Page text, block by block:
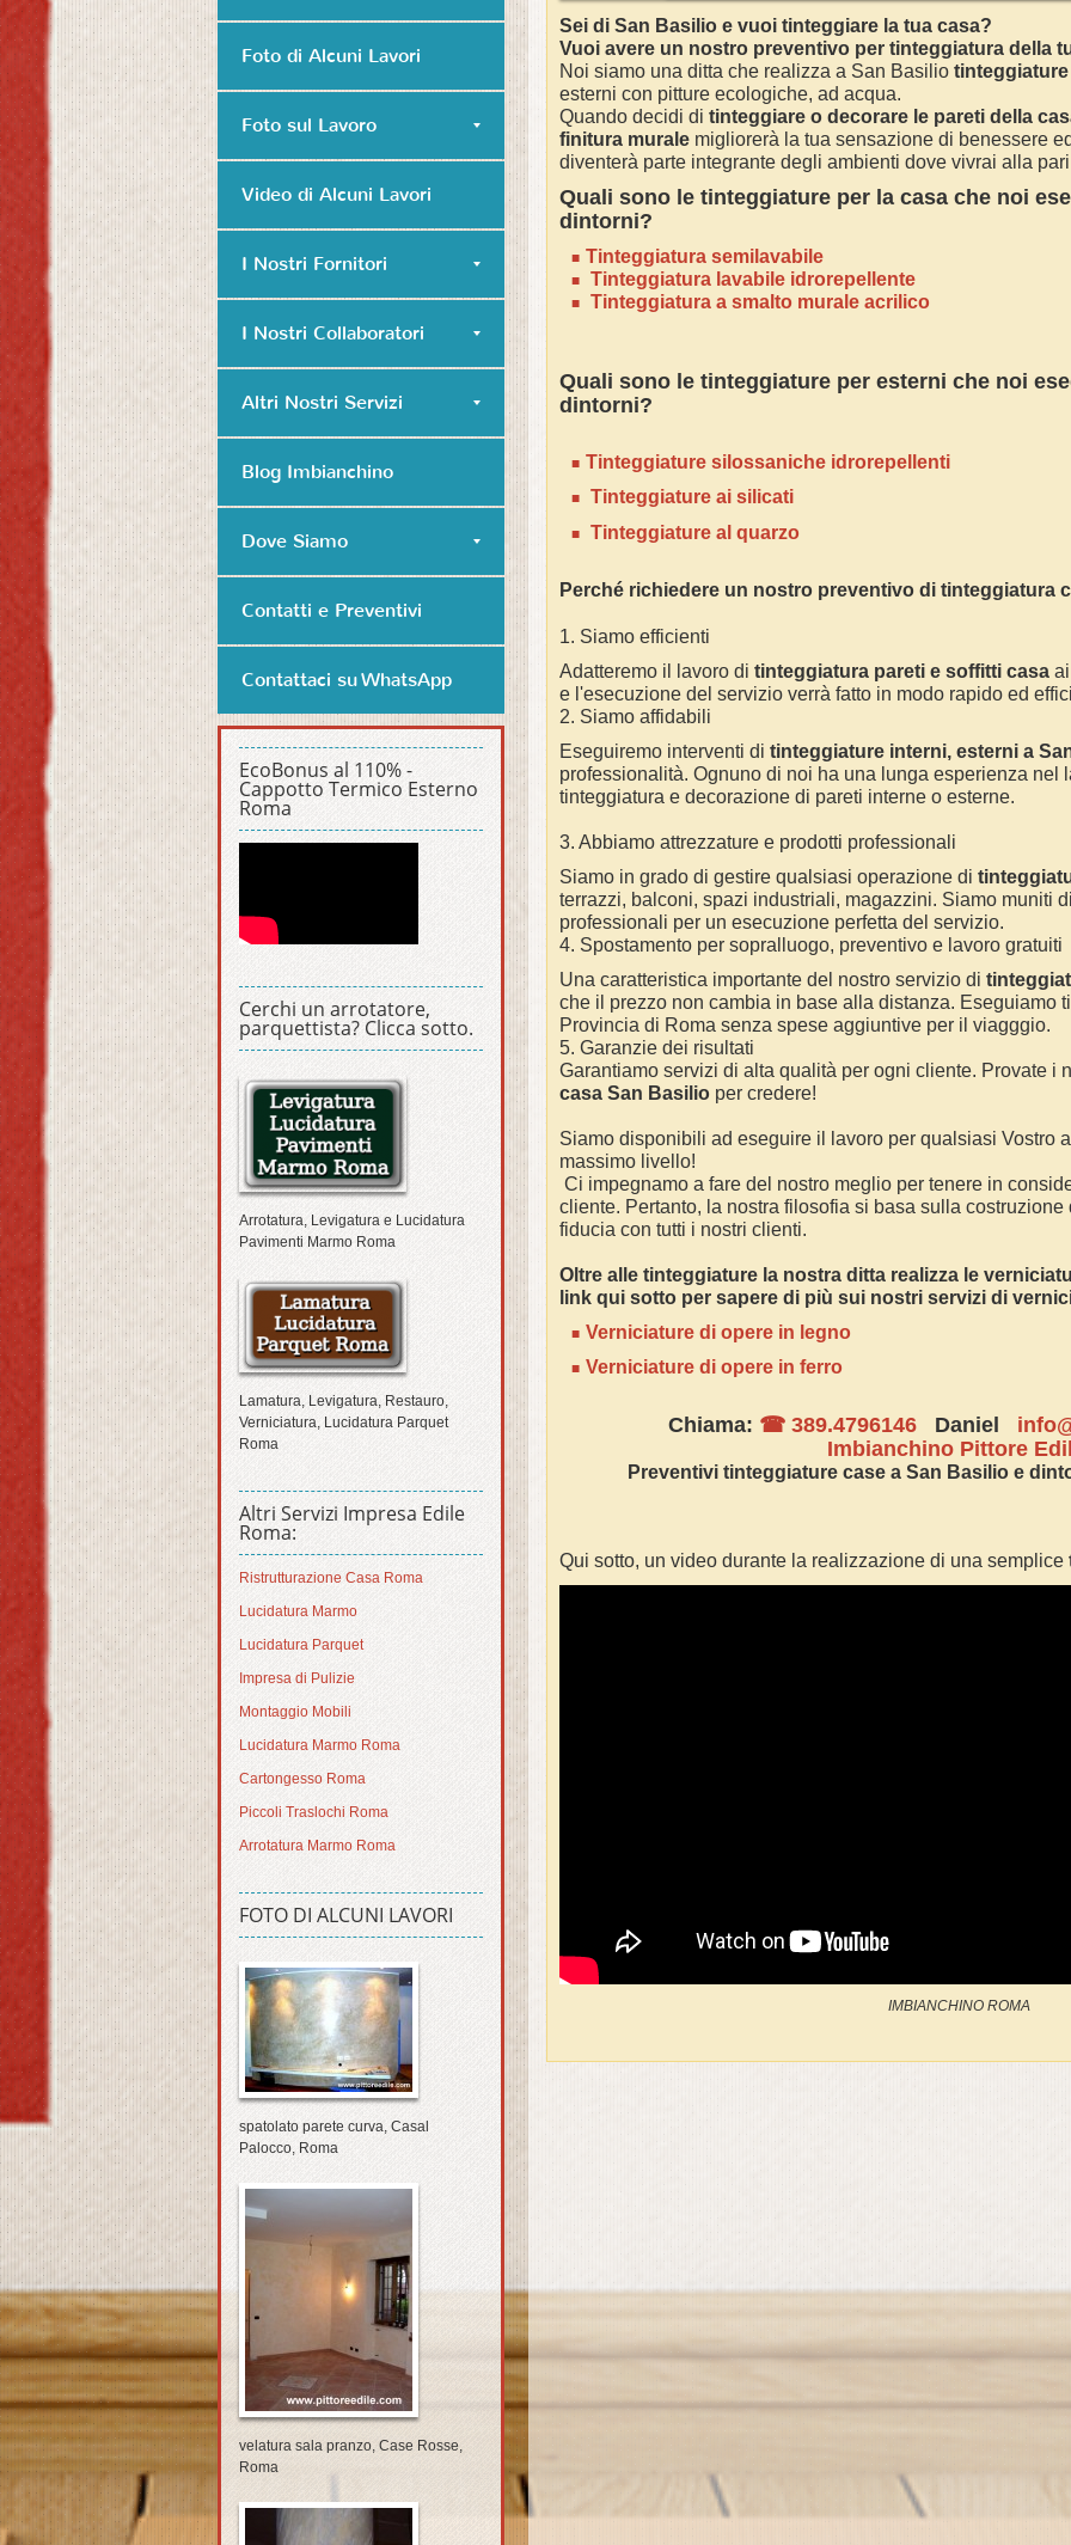
Sei di San Basilio e vuoi tinteggiare la tua casa?
Vuoi avere un nostro preventivo per tinteggiatura della
Noi siamo una ditta che realizza a San Basilio tinteggiature
esterni con pitture ecologiche, ad acqua.
Quando decidi di tinteggiare o decorare le pareti della
finitura murale migliorerà la tua sensazione di benessere
diventerà parte integrante degli ambienti dove vivrai alla
Quali sono le tinteggiature per la casa che noi
dintorni?
Tinteggiatura semilavabile
Tinteggiatura lavabile idrorepellente
Tinteggiatura a smalto murale acrilico
Quali sono le tinteggiature per esterni che noi
dintorni?
Tinteggiature silossaniche idrorepellenti
Tinteggiature ai silicati
Tinteggiature al quarzo
Perché richiedere un nostro preventivo di tinteggiatura
1. Siamo efficienti
Adatteremo il lavoro di tinteggiatura pareti e soffitti casa
e l'esecuzione del servizio verrà fatto in modo rapido ed
2. Siamo affidabili
Eseguiremo interventi di tinteggiature interni, esterni a
professionalità. Ognuno di noi ha una lunga esperienza nel
tinteggiatura e decorazione di pareti interne o esterne.
3. Abbiamo attrezzature e prodotti professionali
Siamo in grado di gestire qualsiasi operazione di
terrazzi, balconi, spazi industriali, magazzini. Siamo muniti
professionali per un esecuzione perfetta del servizio.
4. Spostamento per sopralluogo, preventivo e lavoro gratuiti
Una caratteristica importante del nostro servizio di
che il prezzo non cambia in base alla distanza. Eseguiamo
Provincia di Roma senza spese aggiuntive per il viagggio.
5. Garanzie dei risultati
Garantiamo servizi di alta qualità per ogni cliente. Provate i
casa San Basilio per credere!
Siamo disponibili ad eseguire il lavoro per qualsiasi Vostro
massimo livello!
Ci impegnamo a fare del nostro meglio per tenere in
cliente. Pertanto, la nostra filosofia si basa sulla
fiducia con tutti i nostri clienti.
Oltre alle tinteggiature la nostra ditta realizza le
link qui sotto per sapere di più sui nostri servizi di
Verniciature di opere in legno
Verniciature di opere in ferro
Chiama: ☎ 389.4796146Daniel
Imbianchino Pittore
Preventivi tinteggiature case a San Basilio e
Qui sotto, un video durante la realizzazione di una semplice
IMBIANCHINO ROMA
Foto di Alcuni Lavori
Foto sul Lavoro
Video di Alcuni Lavori
I Nostri Fornitori
I Nostri Collaboratori
Altri Nostri Servizi
Blog Imbianchino
Dove Siamo
Contatti e Preventivi
Contattaci su WhatsApp
EcoBonus al 110% -
Cappotto Termico Esterno
Roma
Cerchi un arrotatore,
parquettista? Clicca sotto.
Arrotatura, Levigatura e Lucidatura
Pavimenti Marmo Roma
Lamatura, Levigatura, Restauro,
Verniciatura, Lucidatura Parquet
Roma
Altri Servizi Impresa Edile
Roma:
Ristrutturazione Casa Roma
Lucidatura Marmo
Lucidatura Parquet
Impresa di Pulizie
Montaggio Mobili
Lucidatura Marmo Roma
Cartongesso Roma
Piccoli Traslochi Roma
Arrotatura Marmo Roma
FOTO DI ALCUNI LAVORI
spatolato parete curva, Casal
Palocco, Roma
velatura sala pranzo, Case Rosse,
Roma